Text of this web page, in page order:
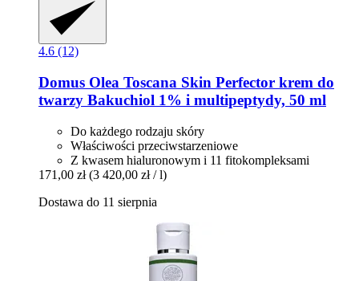
4.6 (12)
Domus Olea Toscana Skin Perfector krem do
twarzy Bakuchiol 1% i multipeptydy, 50 ml
Do każdego rodzaju skóry
Właściwości przeciwstarzeniowe
Z kwasem hialuronowym i 11 fitokompleksami
171,00 zł (3 420,00 zł / l)
Dostawa do 11 sierpnia